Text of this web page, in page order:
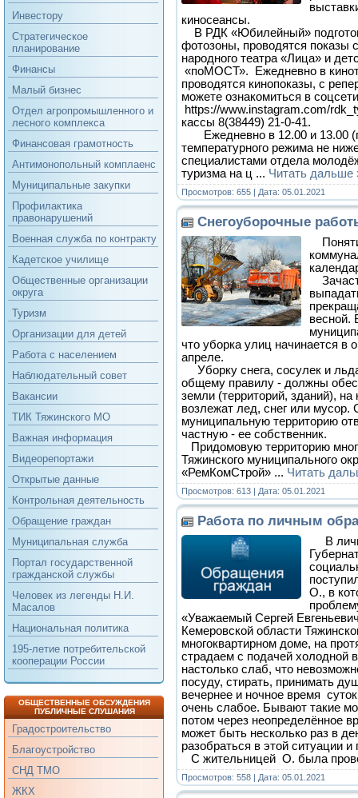
Инвестору
Стратегическое
планирование
Финансы
Малый бизнес
Отдел агропромышленного и
лесного комплекса
Финансовая грамотность
Антимонопольный комплаенс
Муниципальные закупки
Профилактика
правонарушений
Военная служба по контракту
Кадетское училище
Общественные организации
округа
Туризм
Организации для детей
Работа с населением
Наблюдательный совет
Вакансии
ТИК Тяжинского МО
Важная информация
Видеорепортажи
Открытые данные
Контрольная деятельность
Обращение граждан
Муниципальная служба
Портал государственной
гражданской службы
Человек из легенды Н.И.
Масалов
Национальная политика
195-летие потребительской
кооперации России
ОБЩЕСТВЕННЫЕ ОБСУЖДЕНИЯ
ПУБЛИЧНЫЕ СЛУШАНИЯ
Градостроительство
Благоустройство
СНД ТМО
ЖКХ
киносеансы.
В РДК «Юбилейный»
фотозоны, проводятся показы
народного театра «Лица» и
«поМОСТ». Ежедневно в
проводятся кинопоказы, с
можете ознакомиться в соцсети
https://www.instagram.com/
кассы 8(38449) 21-0-41.
Ежедневно в 12.00 и 13.00
температурного режима не
специалистами отдела
туризма на ц ... Читать дальше
Просмотров: 655 | Дата: 05.01.2021
Снегоуборочные
весной.
что уборка улиц начинается в
апреле.
Уборку снега, сосулек и
общему правилу - должны
земли (территорий, зданий), на
возлежат лед, снег или мусор.
муниципальную территорию
частную - ее собственник.
Придомовую территорию
Тяжинского муниципального
«РемКомСтрой» ... Читать
Просмотров: 613 | Дата: 05.01.2021
Работа по личным
В
О., в
«Уважаемый Сергей
Кемеровской области
многоквартирном доме, на
страдаем с подачей холодной
настолько слаб, что
посуду, стирать, принимать
вечернее и ночное время
очень слабое. Бывают такие
потом через неопределённое
может быть несколько раз в
разобраться в этой ситуации
С жительницей О. была
Просмотров: 558 | Дата: 05.01.2021